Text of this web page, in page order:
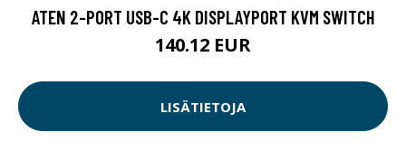
ATEN 2-PORT USB-C 4K DISPLAYPORT KVM SWITCH
140.12 EUR
LISÄTIETOJA